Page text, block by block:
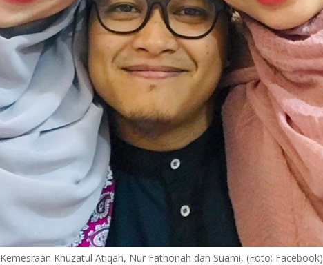
Kemesraan Khuzatul Atiqah, Nur Fathonah dan Suami, (Foto: Facebook)